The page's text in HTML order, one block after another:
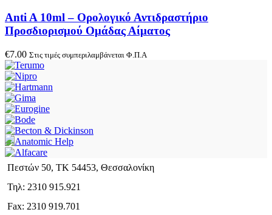
Anti A 10ml – Ορολογικό Αντιδραστήριο
Προσδιορισμού Ομάδας Αίματος
€7.00 Στις τιμές συμπεριλαμβάνεται Φ.Π.Α
Πεστών 50, ΤΚ 54453, Θεσσαλονίκη
Τηλ: 2310 915.921
Fax: 2310 919.701